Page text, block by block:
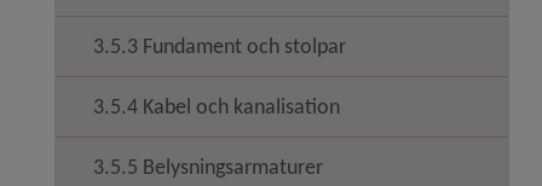
3.5.3 Fundament och stolpar
3.5.4 Kabel och kanalisation
3.5.5 Belysningsarmaturer